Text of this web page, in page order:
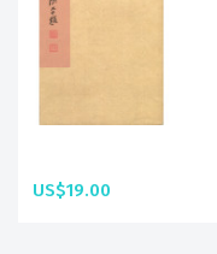
US$19.00